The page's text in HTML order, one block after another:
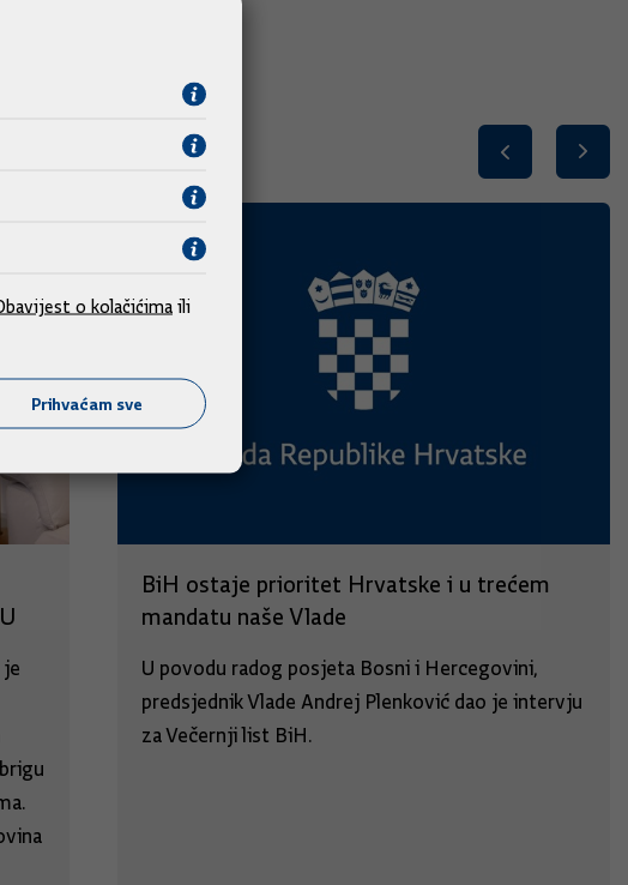
BiH ostaje prioritet Hrvatske i u trećem
mandatu naše Vlade
U povodu radog posjeta Bosni i Hercegovini,
predsjednik Vlade Andrej Plenković dao je intervju
za Večernji list BiH.
o kolačićima ili
Prihvaćam sve